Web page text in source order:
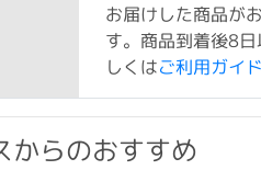
お届けした商品が
す。商品到着後8
しくはご利用ガイ
からのおすすめ